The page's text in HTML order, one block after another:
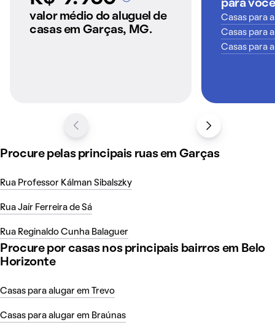
A partir dos imóveis
anunciados pelo
QuintoAndar
valor médio do aluguel de
casas em Garças, MG.
para você
Casas para
Casas para
Casas para
Procure pelas principais ruas em Garças
Rua Professor Kálman Sibalszky
Rua Jaír Ferreira de Sá
Rua Reginaldo Cunha Balaguer
Procure por casas nos principais bairros em Belo
Horizonte
Casas para alugar em Trevo
Casas para alugar em Braúnas